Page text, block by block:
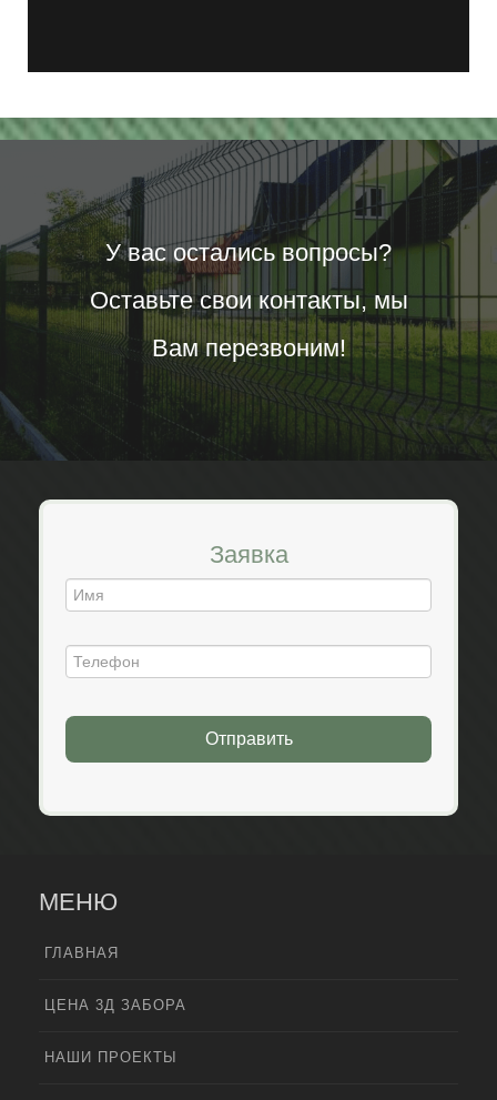
У вас остались вопросы?
Оставьте свои контакты, мы
Вам перезвоним!
Заявка
Отправить
МЕНЮ
ГЛАВНАЯ
ЦЕНА 3Д ЗАБОРА
НАШИ ПРОЕКТЫ